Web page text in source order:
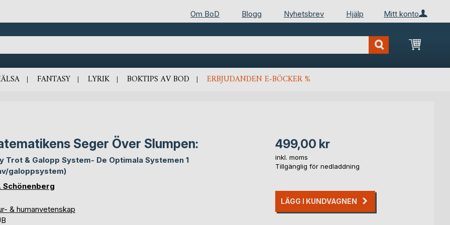
Mitt konto
Om BoD Blogg Nyhetsbrev Hjälp
Min
FANTASY LYRIK BOKTIPS AV BOD ERBJUDANDEN E-BÖCKER %
Seger Över Slumpen:
Trot & Galopp System- De Optimala Systemen 1
galoppsystem)
Schönenberg
& humanvetenskap
499,00 kr
inkl. moms
Tillgänglig för nedladdning
LÄGG I KUNDVAGNEN